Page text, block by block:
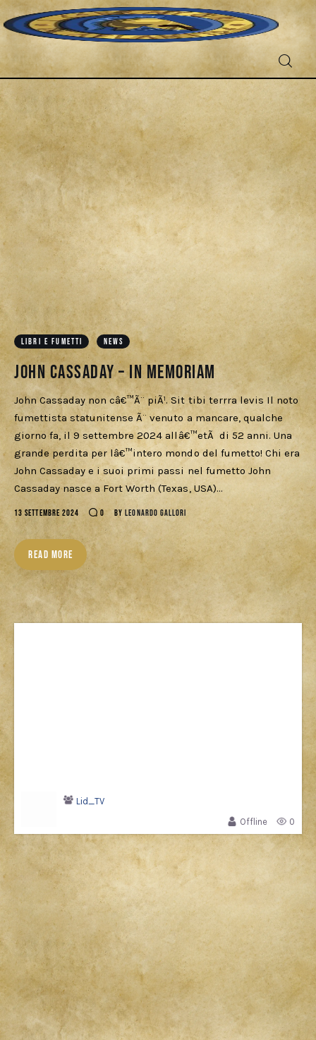
Fantascienza
Fantasy
Games
Recensioni
Libri e fumetti
Cercatori
Download
LIBRI E FUMETTI NEWS
John Cassaday – In memoriam
John Cassaday non câ€™Ã¨ piÃ¹. Sit tibi terrra levis Il noto
fumettista statunitense Ã¨ venuto a mancare, qualche
giorno fa, il 9 settembre 2024 allâ€™etÃ di 52 anni. Una
grande perdita per lâ€™intero mondo del fumetto! Chi era
John Cassaday e i suoi primi passi nel fumetto John
Cassaday nasce a Fort Worth (Texas, USA)…
13 SETTEMBRE 2024 0 BY LEONARDO GALLORI
READ MORE
Lid_TV
Offline
0